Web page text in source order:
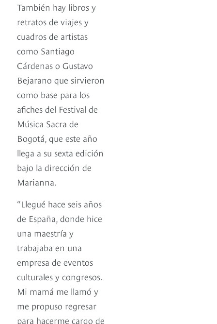
También hay libros y
retratos de viajes y
cuadros de artistas
como Santiago
Cárdenas o Gustavo
Bejarano que sirvieron
como base para los
afiches del Festival de
Música Sacra de
Bogotá, que este año
llega a su sexta edición
bajo la dirección de
Marianna.
“Llegué hace seis años
de España, donde hice
una maestría y
trabajaba en una
empresa de eventos
culturales y congresos.
Mi mamá me llamó y
me propuso regresar
para hacerme cargo de